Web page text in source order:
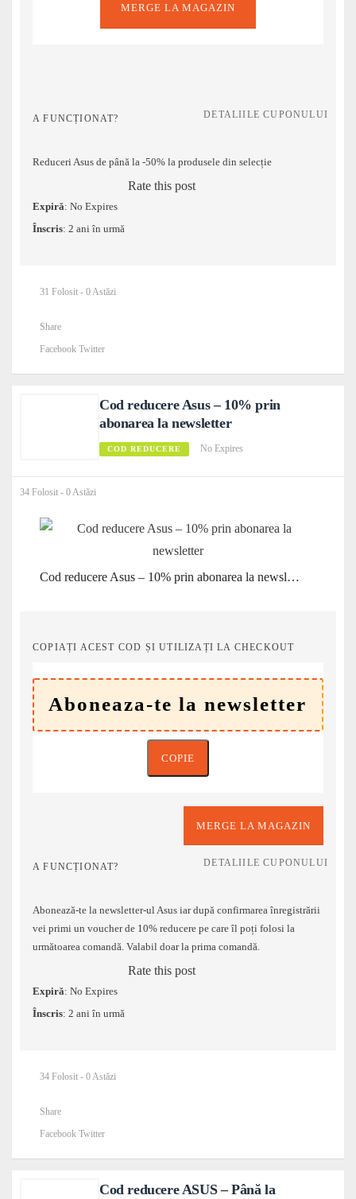
MERGE LA MAGAZIN
A FUNCȚIONAT? DETALIILE CUPONULUI
Reduceri Asus de până la -50% la produsele din selecție
Rate this post
Expiră: No Expires
Înscris: 2 ani în urmă
31 Folosit - 0 Astăzi
Share
Facebook Twitter
Cod reducere Asus – 10% prin
abonarea la newsletter
COD REDUCERE No Expires
34 Folosit - 0 Astăzi
Cod reducere Asus – 10% prin abonarea la newsletter
COPIAȚI ACEST COD ȘI UTILIZAȚI LA CHECKOUT
COPIE
MERGE LA MAGAZIN
A FUNCȚIONAT? DETALIILE CUPONULUI
Abonează-te la newsletter-ul Asus iar după confirmarea înregistrării
vei primi un voucher de 10% reducere pe care îl poți folosi la
următoarea comandă. Valabil doar la prima comandă.
Rate this post
Expiră: No Expires
Înscris: 2 ani în urmă
34 Folosit - 0 Astăzi
Share
Facebook Twitter
Cod reducere ASUS – Până la